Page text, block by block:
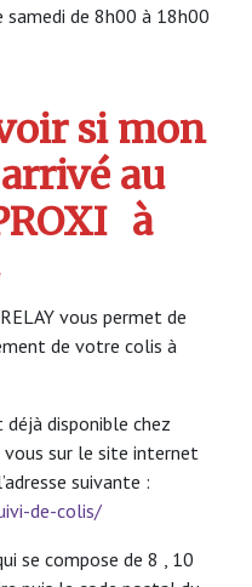
de 8h00 à 18h00
si mon
au
à
vous permet de
de votre colis à
disponible chez
vous sur le site internet
suivante :
de-colis/
se compose de 8 , 10